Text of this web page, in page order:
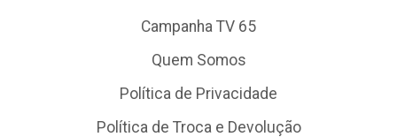
Campanha TV 65
Quem Somos
Política de Privacidade
Política de Troca e Devolução